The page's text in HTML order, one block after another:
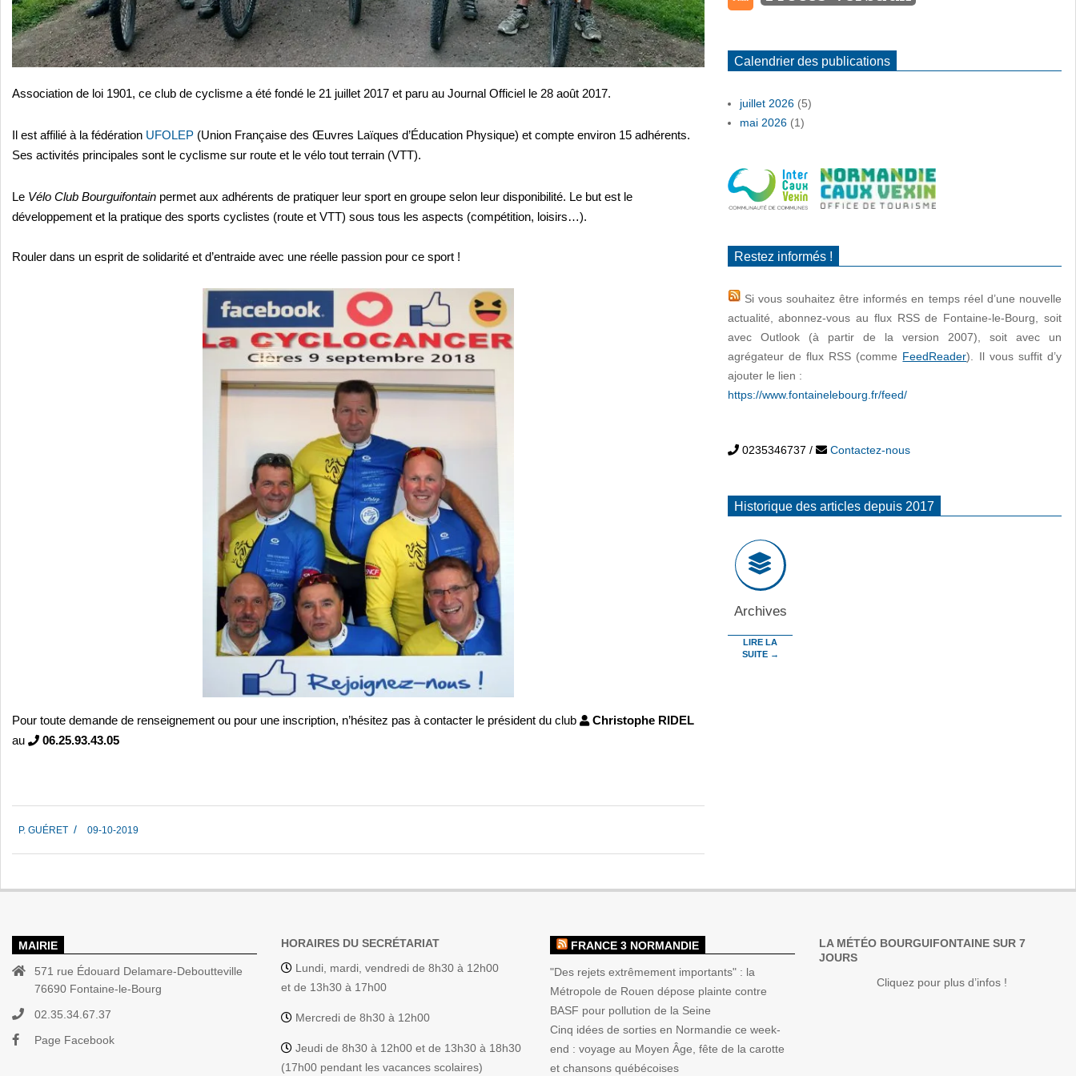
Association de loi 1901, ce club de cyclisme a été fondé le 21 juillet 2017 et paru au Journal Officiel le 28 août 2017.
Il est affilié à la fédération UFOLEP (Union Française des Œuvres Laïques d’Éducation Physique) et compte environ 15 adhérents.
Ses activités principales sont le cyclisme sur route et le vélo tout terrain (VTT).
Le Vélo Club Bourguifontain permet aux adhérents de pratiquer leur sport en groupe selon leur disponibilité. Le but est le
développement et la pratique des sports cyclistes (route et VTT) sous tous les aspects (compétition, loisirs…).
Rouler dans un esprit de solidarité et d’entraide avec une réelle passion pour ce sport !
Pour toute demande de renseignement ou pour une inscription, n’hésitez pas à contacter le président du club
Christophe RIDEL
au
06.25.93.43.05
10-
09
P. GUÉRET 09-10-2019
Calendrier des publications
juillet 2026(5)
mai 2026(1)
Restez informés !
Si vous souhaitez être informés en temps réel d’une nouvelle
actualité, abonnez-vous au flux RSS de Fontaine-le-Bourg, soit
avec Outlook (à partir de la version 2007), soit avec un
agrégateur de flux RSS (comme FeedReader). Il vous suffit d’y
ajouter le lien :
https://www.fontainelebourg.fr/feed/
0235346737 / Contactez-nous
Historique des articles depuis 2017
Archives
LIRE LA
SUITE →
MAIRIE
571 rue Édouard Delamare-Deboutteville
76690 Fontaine-le-Bourg
02.35.34.67.37
Page Facebook
HORAIRES DU SECRÉTARIAT
Lundi, mardi, vendredi de 8h30 à 12h00
et de 13h30 à 17h00
Mercredi de 8h30 à 12h00
Jeudi de 8h30 à 12h00 et de 13h30 à 18h30
(17h00 pendant les vacances scolaires)
FRANCE 3 NORMANDIE
"Des rejets extrêmement importants" : la
Métropole de Rouen dépose plainte contre
BASF pour pollution de la Seine
Cinq idées de sorties en Normandie ce week-
end : voyage au Moyen Âge, fête de la carotte
et chansons québécoises
LA MÉTÉO BOURGUIFONTAINE SUR 7
JOURS
Cliquez pour plus d’infos !